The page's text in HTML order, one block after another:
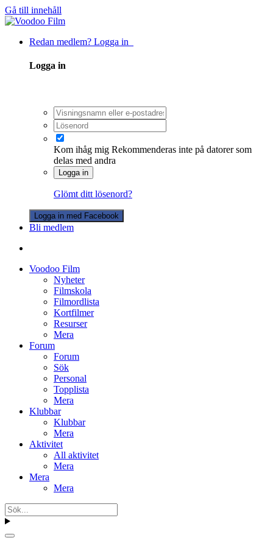
Gå till innehåll
Redan medlem? Logga in
Logga in
Kom ihåg mig Rekommenderas inte på datorer som
delas med andra
Logga in
Glömt ditt lösenord?
Logga in med Facebook
Bli medlem
Voodoo Film
Nyheter
Filmskola
Filmordlista
Kortfilmer
Resurser
Mera
Forum
Forum
Sök
Personal
Topplista
Mera
Klubbar
Klubbar
Mera
Aktivitet
All aktivitet
Mera
Mera
Mera